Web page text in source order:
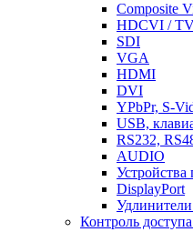
Composite
HDCVI /
SDI
VGA
HDMI
DVI
YPbPr, S-
USB,
RS232,
AUDIO
Устройства
DisplayPort
Контроль доступа